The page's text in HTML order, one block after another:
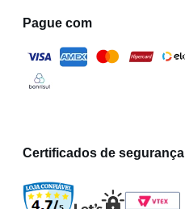
Pague com
Certificados de segurança